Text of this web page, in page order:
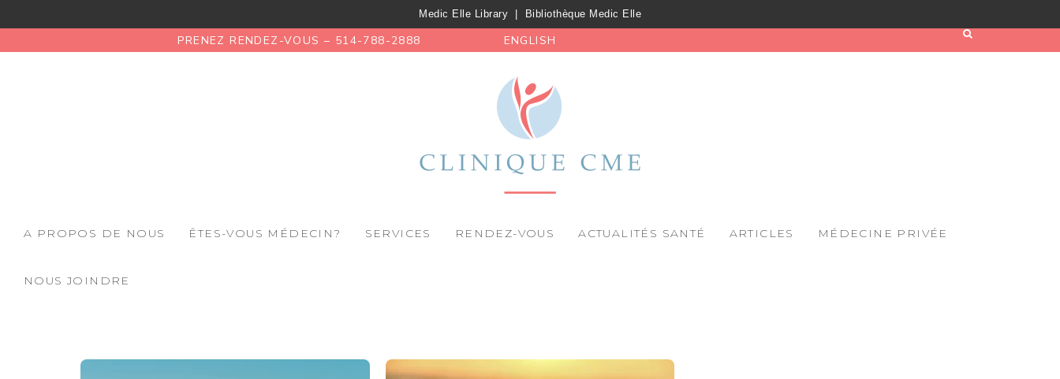
Medic Elle Library Bibliothèque Medic Elle
PRENEZ RENDEZ-VOUS – 514-788-2888 ENGLISH
A PROPOS DE NOUS ÊTES-VOUS MÉDECIN? SERVICES RENDEZ-VOUS ACTUALITÉS SANTÉ ARTICLES MÉDECINE PRIVÉE
NOUS JOINDRE